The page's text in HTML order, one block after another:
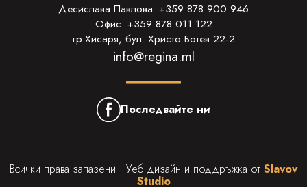
Десислава Павлова: +359 878 900 946
Офис: +359 878 011 122
гр.Хисаря, бул. Христо Ботев 22-2
info@regina.ml
Последвайте ни
Всички права запазени | Уеб дизайн и поддръжка от Slavov
Studio